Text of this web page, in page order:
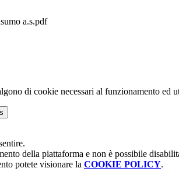
a.s.pdf
di cookie necessari al funzionamento ed
della piattaforma e non è possibile
potete visionare la COOKIE POLICY.